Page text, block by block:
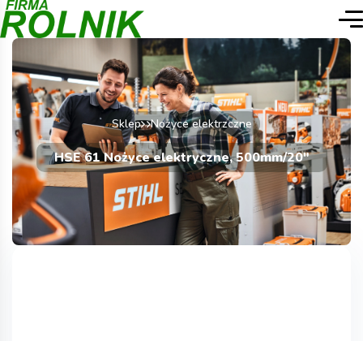
Sklep Nożyce elektrzczne
HSE 61 Nożyce elektryczne, 500mm/20″